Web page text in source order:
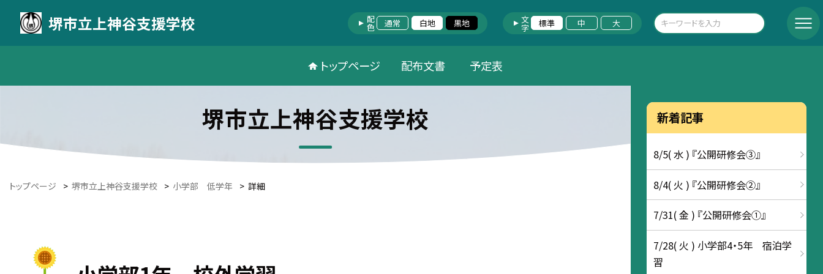
堺市立上神谷支援学校 配色 通常 白地 黒地 文字 標準 中 大
トップページ 配布文書 予定表
堺市立上神谷支援学校
トップページ > 堺市立上神谷支援学校 > 小学部 低学年 > 詳細
新着記事
8/5( 水 ) 『公開研修会③』
8/4( 火 ) 『公開研修会②』
7/31( 金 ) 『公開研修会①』
7/28( 火 ) 小学部4・5年 宿泊学
習